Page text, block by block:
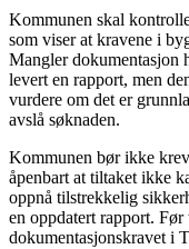
Kommunen skal
som viser at kravene i
Mangler dokumentasjon
levert en rapport, men
vurdere om det er
avslå søknaden.
Kommunen bør ikke
åpenbart at tiltaket ikke
oppnå tilstrekkelig
en oppdatert rapport.
dokumentasjonskravet i